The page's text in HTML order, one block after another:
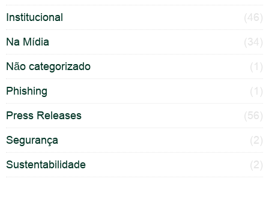
Institucional
(46)
Na Mídia
(34)
Não categorizado
(1)
Phishing
(1)
Press Releases
(56)
Segurança
(2)
Sustentabilidade
(2)